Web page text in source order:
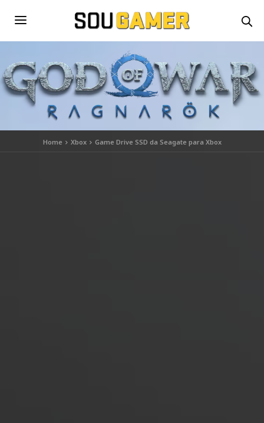
Home Xbox Game Drive SSD da Seagate para Xbox